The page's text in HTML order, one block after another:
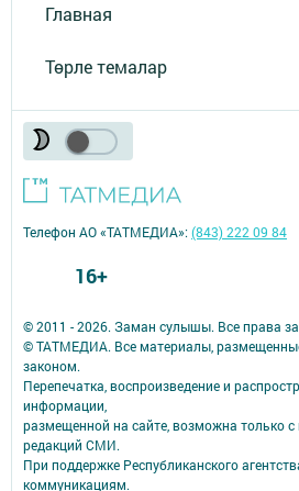
Главная
Төрле темалар
© 2011 - 2026. Заман сулышы. Все права
© ТАТМЕДИА. Все материалы,
законом.
Перепечатка, воспроизведение и
информации,
размещенной на сайте, возможна только с
редакций СМИ.
При поддержке Республиканского
коммуникациям.
Телефон АО «ТАТМЕДИА»:(843) 222 09 84
16+